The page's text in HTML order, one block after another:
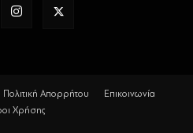
Πολιτική Απορρήτου
Επικοινωνία
Χρήσης